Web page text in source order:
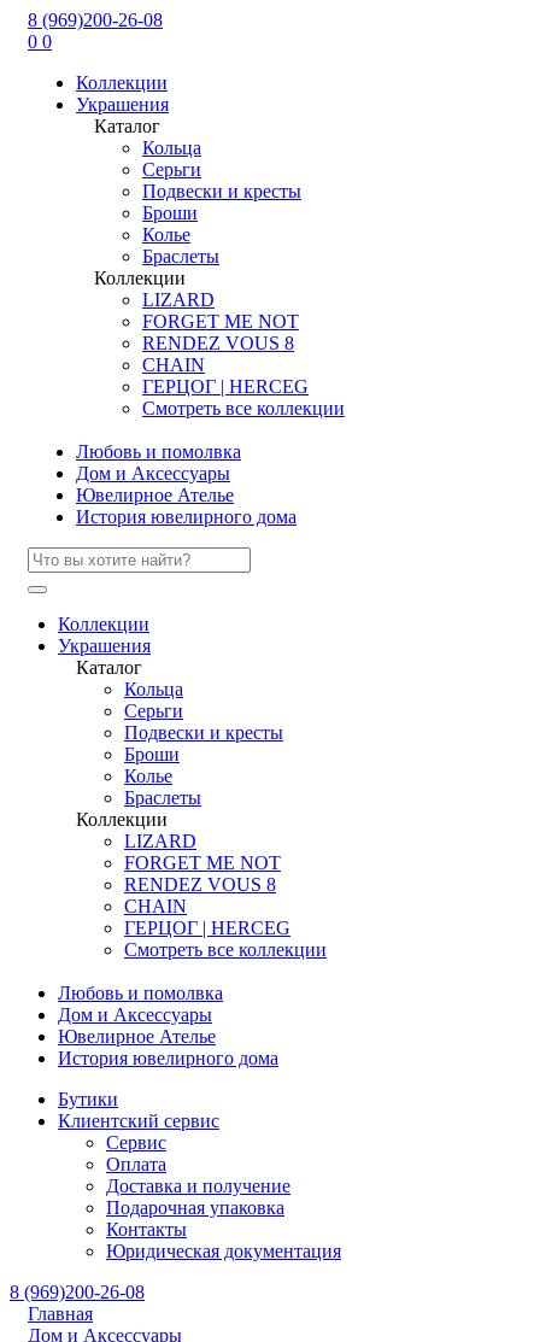
8 (969)200-26-08
0 0
Коллекции
Украшения
Каталог
Кольца
Серьги
Подвески и кресты
Броши
Колье
Браслеты
Коллекции
LIZARD
FORGET ME NOT
RENDEZ VOUS 8
CHAIN
ГЕРЦОГ | HERCEG
Смотреть все коллекции
Любовь и помолвка
Дом и Аксессуары
Ювелирное Ателье
История ювелирного дома
Коллекции
Украшения
Каталог
Кольца
Серьги
Подвески и кресты
Броши
Колье
Браслеты
Коллекции
LIZARD
FORGET ME NOT
RENDEZ VOUS 8
CHAIN
ГЕРЦОГ | HERCEG
Смотреть все коллекции
Любовь и помолвка
Дом и Аксессуары
Ювелирное Ателье
История ювелирного дома
Бутики
Клиентский сервис
Сервис
Оплата
Доставка и получение
Подарочная упаковка
Контакты
Юридическая документация
8 (969)200-26-08
Главная
Дом и Аксессуары